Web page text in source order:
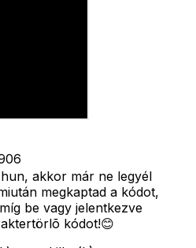
akkor már ne legyél
megkaptad a kódot,
be vagy jelentkezve
kódot!😊